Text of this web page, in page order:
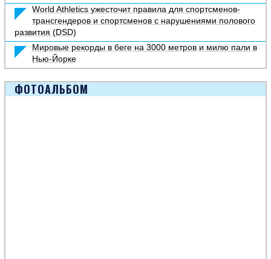
World Athletics ужесточит правила для спортсменов-
трансгендеров и спортсменов с нарушениями полового
развития (DSD)
Мировые рекорды в беге на 3000 метров и милю пали в
Нью-Йорке
ФОТОАЛЬБОМ